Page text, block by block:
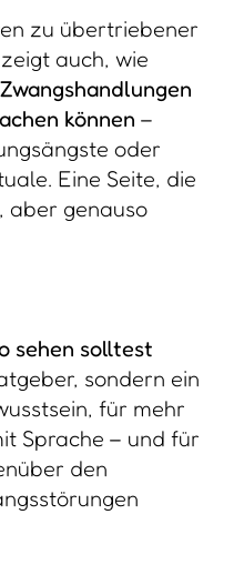
zu übertriebener
auch, wie
können –
oder
Eine Seite, die
aber genauso
sehen solltest
sondern ein
für mehr
Sprache – und für
den